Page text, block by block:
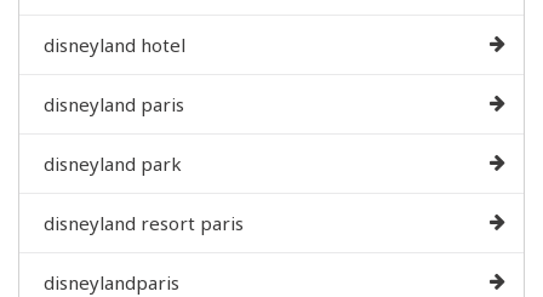
disneyland hotel
disneyland paris
disneyland park
disneyland resort paris
disneylandparis